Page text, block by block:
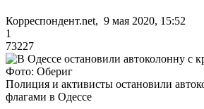
Корреспондент.net, 9 мая 2020, 15:52
1
73227
Фото: Обериг
Полиция и активисты остановили
флагами в Одессе